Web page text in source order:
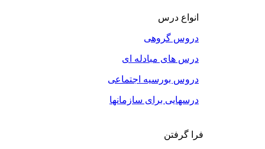
انواع درس
دروس گروهی
درس های مبادله ای
دروس بورسیه اجتماعی
درسهایی برای سازمانها
فرا گرفتن